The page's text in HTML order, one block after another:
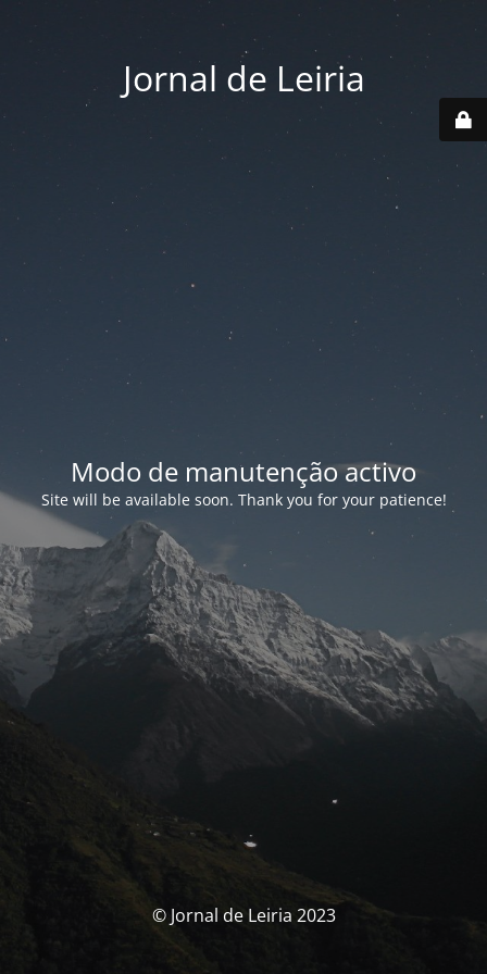
Jornal de Leiria
Modo de manutenção activo
Site will be available soon. Thank you for your patience!
© Jornal de Leiria 2023